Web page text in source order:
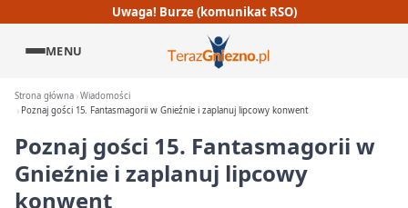
Uwaga! Burze (komunikat RSO)
MENU
Strona główna Wiadomości
Poznaj gości 15. Fantasmagorii w Gnieźnie i zaplanuj lipcowy konwent
Poznaj gości 15. Fantasmagorii w
Gnieźnie i zaplanuj lipcowy
konwent